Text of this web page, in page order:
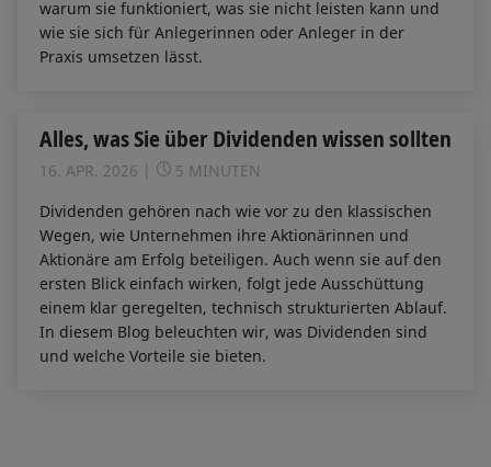
warum sie funktioniert, was sie nicht leisten kann und
wie sie sich für Anlegerinnen oder Anleger in der
Praxis umsetzen lässt.
Alles, was Sie über Dividenden wissen sollten
16. APR. 2026
5 MINUTEN
Dividenden gehören nach wie vor zu den klassischen
Wegen, wie Unternehmen ihre Aktionärinnen und
Aktionäre am Erfolg beteiligen. Auch wenn sie auf den
ersten Blick einfach wirken, folgt jede Ausschüttung
einem klar geregelten, technisch strukturierten Ablauf.
In diesem Blog beleuchten wir, was Dividenden sind
und welche Vorteile sie bieten.